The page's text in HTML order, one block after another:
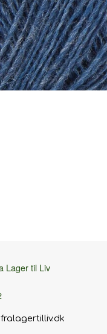
Lager til Liv